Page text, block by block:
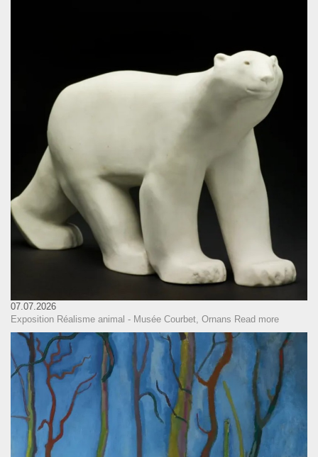
07.07.2026
Exposition Réalisme animal - Musée Courbet, Ornans Read more